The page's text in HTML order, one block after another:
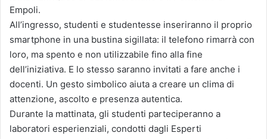
Empoli.
All’ingresso, studenti e studentesse inseriranno il proprio
smartphone in una bustina sigillata: il telefono rimarrà con
loro, ma spento e non utilizzabile fino alla fine
dell’iniziativa. E lo stesso saranno invitati a fare anche i
docenti. Un gesto simbolico aiuta a creare un clima di
attenzione, ascolto e presenza autentica.
Durante la mattinata, gli studenti parteciperanno a
laboratori esperienziali, condotti dagli Esperti